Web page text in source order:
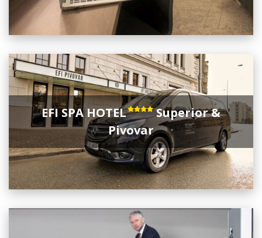
EFI SPA HOTEL
Superior &
Pivovar